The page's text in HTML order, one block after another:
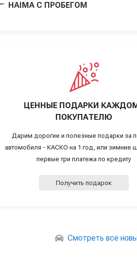
HAIMA С ПРОБЕГОМ
ЦЕННЫЕ ПОДАРКИ
ПОКУПАТЕЛЮ
Дарим дорогие и полезные подарки за
автомобиля - КАСКО на 1 год, или зимние
первые три платежа по кредиту
Получить подарок
Смотреть все